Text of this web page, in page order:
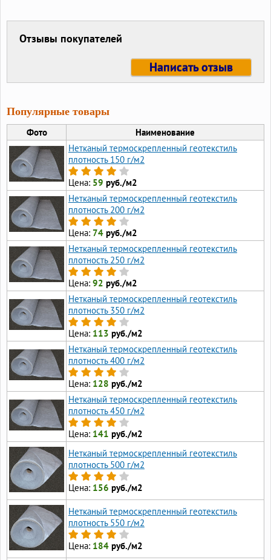
Отзывы покупателей
Написать отзыв
Популярные товары
Фото
Наименование
Нетканый термоскрепленный геотекстиль
плотность 150 г/м2
Цена: 59 руб./м2
Нетканый термоскрепленный геотекстиль
плотность 200 г/м2
Цена: 74 руб./м2
Нетканый термоскрепленный геотекстиль
плотность 250 г/м2
Цена: 92 руб./м2
Нетканый термоскрепленный геотекстиль
плотность 350 г/м2
Цена: 113 руб./м2
Нетканый термоскрепленный геотекстиль
плотность 400 г/м2
Цена: 128 руб./м2
Нетканый термоскрепленный геотекстиль
плотность 450 г/м2
Цена: 141 руб./м2
Нетканый термоскрепленный геотекстиль
плотность 500 г/м2
Цена: 156 руб./м2
Нетканый термоскрепленный геотекстиль
плотность 550 г/м2
Цена: 184 руб./м2